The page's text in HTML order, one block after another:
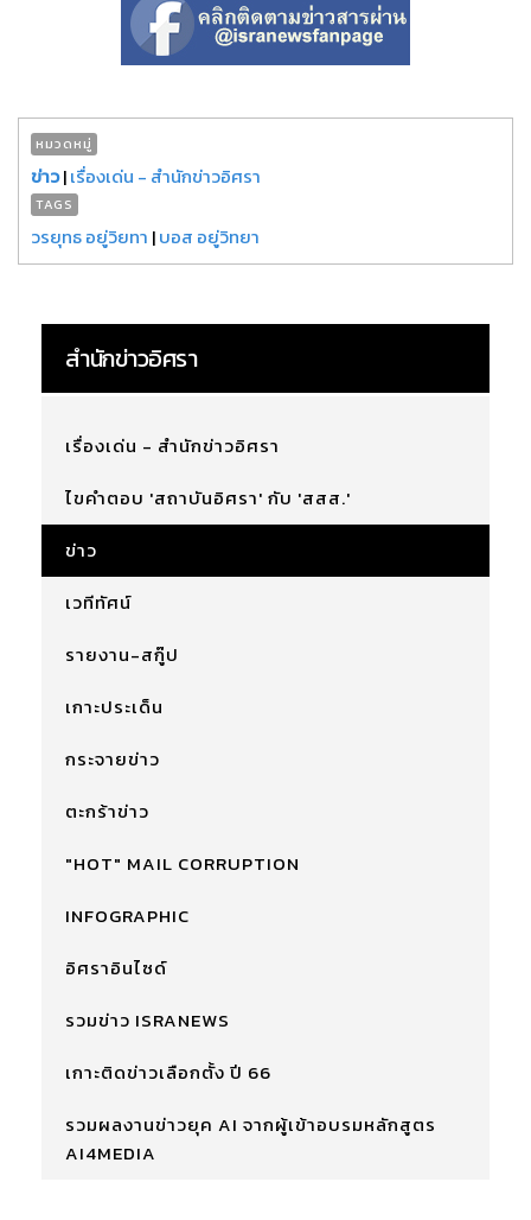
หมวดหมู่
ข่าว|เรื่องเด่น - สำนักข่าวอิศรา
TAGS
วรยุทธ อยู่วิยทา |บอส อยู่วิทยา
สำนักข่าวอิศรา
เรื่องเด่น - สำนักข่าวอิศรา
ไขคำตอบ 'สถาบันอิศรา' กับ 'สสส.'
ข่าว
เวทีทัศน์
รายงาน-สกู๊ป
เกาะประเด็น
กระจายข่าว
ตะกร้าข่าว
"HOT" MAIL CORRUPTION
INFOGRAPHIC
อิศราอินไซด์
รวมข่าว ISRANEWS
เกาะติดข่าวเลือกตั้ง ปี 66
รวมผลงานข่าวยุค AI จากผู้เข้าอบรมหลักสูตร
AI4MEDIA